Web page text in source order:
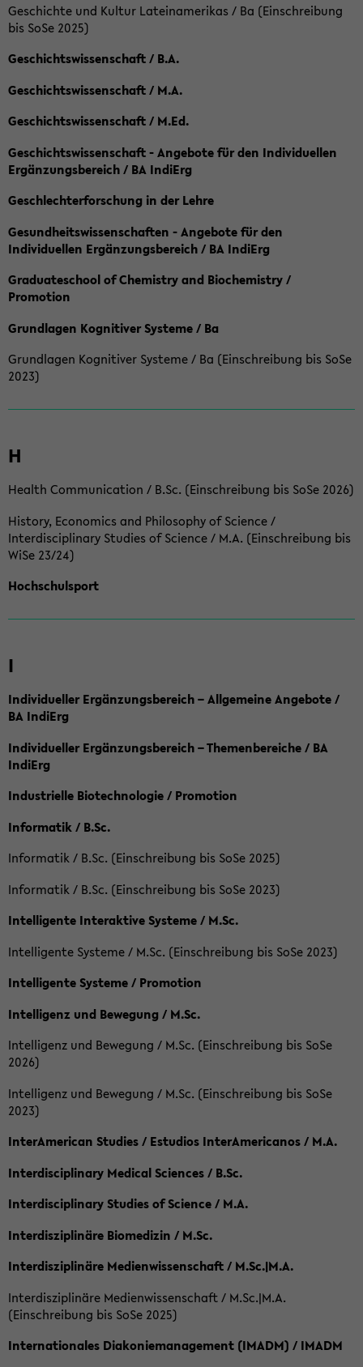
Geschichte und Kultur Lateinamerikas / Ba (Einschreibung
bis SoSe 2025)
Geschichtswissenschaft / B.A.
Geschichtswissenschaft / M.A.
Geschichtswissenschaft / M.Ed.
Geschichtswissenschaft - Angebote für den Individuellen
Ergänzungsbereich / BA IndiErg
Geschlechterforschung in der Lehre
Gesundheitswissenschaften - Angebote für den
Individuellen Ergänzungsbereich / BA IndiErg
Graduateschool of Chemistry and Biochemistry /
Promotion
Grundlagen Kognitiver Systeme / Ba
Grundlagen Kognitiver Systeme / Ba (Einschreibung bis SoSe
2023)
H
Health Communication / B.Sc. (Einschreibung bis SoSe 2026)
History, Economics and Philosophy of Science /
Interdisciplinary Studies of Science / M.A. (Einschreibung bis
WiSe 23/24)
Hochschulsport
I
Individueller Ergänzungsbereich – Allgemeine Angebote /
BA IndiErg
Individueller Ergänzungsbereich – Themenbereiche / BA
IndiErg
Industrielle Biotechnologie / Promotion
Informatik / B.Sc.
Informatik / B.Sc. (Einschreibung bis SoSe 2025)
Informatik / B.Sc. (Einschreibung bis SoSe 2023)
Intelligente Interaktive Systeme / M.Sc.
Intelligente Systeme / M.Sc. (Einschreibung bis SoSe 2023)
Intelligente Systeme / Promotion
Intelligenz und Bewegung / M.Sc.
Intelligenz und Bewegung / M.Sc. (Einschreibung bis SoSe
2026)
Intelligenz und Bewegung / M.Sc. (Einschreibung bis SoSe
2023)
InterAmerican Studies / Estudios InterAmericanos / M.A.
Interdisciplinary Medical Sciences / B.Sc.
Interdisciplinary Studies of Science / M.A.
Interdisziplinäre Biomedizin / M.Sc.
Interdisziplinäre Medienwissenschaft / M.Sc.|M.A.
Interdisziplinäre Medienwissenschaft / M.Sc.|M.A.
(Einschreibung bis SoSe 2025)
Internationales Diakoniemanagement (IMADM) / IMADM